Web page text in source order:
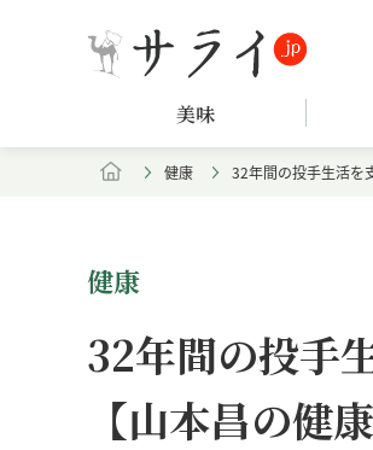
美味
健康 32年間の投手生活を
健康
32年間の投手
【山本昌の健